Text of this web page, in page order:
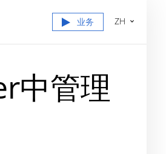
业务 ZH
中管理